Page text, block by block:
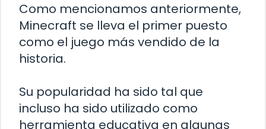
Como mencionamos anteriormente,
Minecraft se lleva el primer puesto
como el juego más vendido de la
historia.
Su popularidad ha sido tal que
incluso ha sido utilizado como
herramienta educativa en algunas